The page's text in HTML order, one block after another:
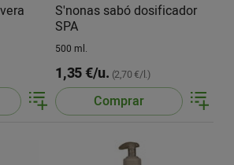
S'nonas sabó dosificador
SPA
500 ml.
1,35 €/u. (2,70 €/l.)
Comprar